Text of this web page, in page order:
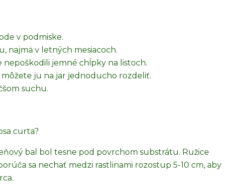
v podmiske.
najmä v letných mesiacoch.
jemné chĺpky na listoch.
ju na jar jednoducho rozdeliť.
suchu.
curta?
bal bol tesne pod povrchom substrátu. Ružice
sa nechať medzi rastlinami rozostup 5-10 cm, aby